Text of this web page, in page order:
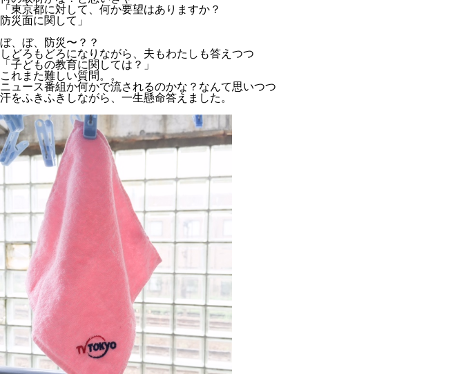
「東京都に対して、何か要望はありますか？
防災面に関して」
ぼ、ぼ、防災〜？？
しどろもどろになりながら、夫もわたしも答えつつ
「子どもの教育に関しては？」
これまた難しい質問。。
ニュース番組か何かで流されるのかな？なんて思いつつ
汗をふきふきしながら、一生懸命答えました。